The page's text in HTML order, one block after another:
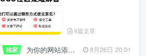
4篇文章
独家 为你的网站添加百度登录 8月26日 20:01
来生缘
活着——洪真英
辉星 – INSOMNIA 2月16日 19:06
《INSOMNIA》欧美 2月16日 19:06